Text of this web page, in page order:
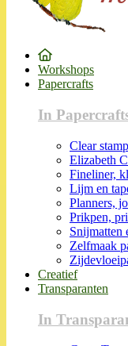
Workshops
Papercrafts
In
Clear
Elizabeth
Fineliner,
Lijm en
Planners,
Prikpen,
Snijmatten
Zelfmaak
Creatief
Transparanten
In